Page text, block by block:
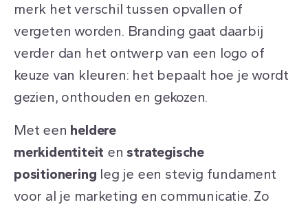
merk het verschil tussen opvallen of
vergeten worden. Branding gaat daarbij
verder dan het ontwerp van een logo of
keuze van kleuren: het bepaalt hoe je wordt
gezien, onthouden en gekozen.
Met een heldere
merkidentiteit en strategische
positionering leg je een stevig fundament
voor al je marketing en communicatie. Zo